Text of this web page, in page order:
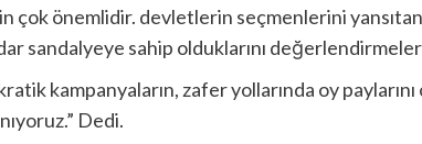
çok önemlidir. devletlerin seçmenlerini yansıtan
sandalyeye sahip olduklarını
kampanyaların, zafer yollarında oy
Dedi.